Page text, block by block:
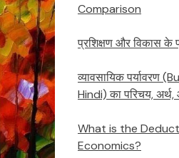
Comparison
प्रशिक्षण और विकास के
व्यावसायिक पर्यावरण
Hindi) का परिचय, अर्थ,
What is the
Economics?